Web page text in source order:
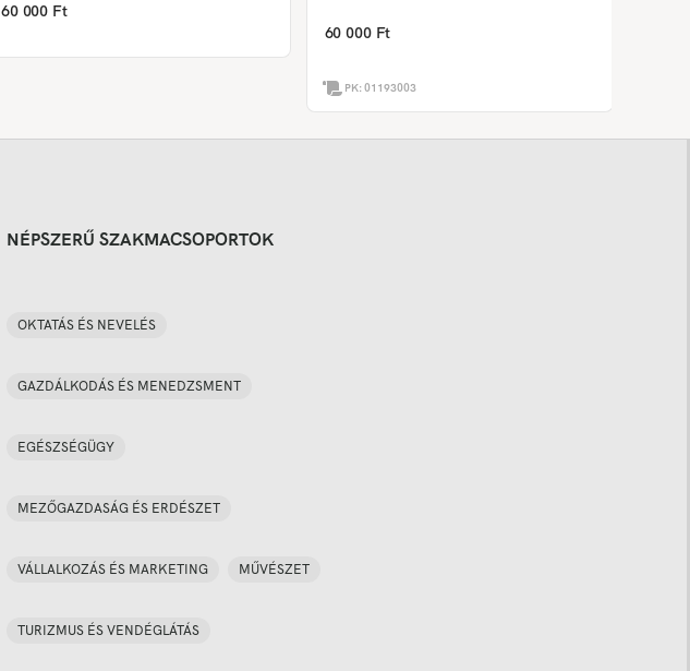
60 000 Ft
60 000 Ft
PK:01193003
NÉPSZERŰ SZAKMACSOPORTOK
OKTATÁS ÉS NEVELÉS
GAZDÁLKODÁS ÉS MENEDZSMENT
EGÉSZSÉGÜGY
MEZŐGAZDASÁG ÉS ERDÉSZET
VÁLLALKOZÁS ÉS MARKETING MŰVÉSZET
TURIZMUS ÉS VENDÉGLÁTÁS